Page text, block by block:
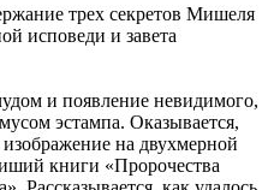
трех секретов Мишеля
исповеди и завета
и появление невидимого,
эстампа. Оказывается,
на двухмерной
книги «Пророчества